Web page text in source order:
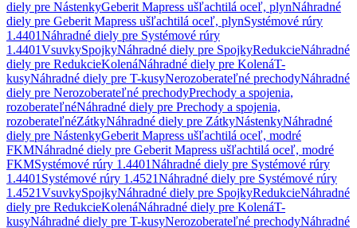
diely pre NástenkyGeberit Mapress ušľachtilá oceľ, plynNáhradné
diely pre Geberit Mapress ušľachtilá oceľ, plynSystémové rúry
1.4401Náhradné diely pre Systémové rúry
1.4401VsuvkySpojkyNáhradné diely pre SpojkyRedukcieNáhradné
diely pre RedukcieKolenáNáhradné diely pre KolenáT-
kusyNáhradné diely pre T-kusyNerozoberateľné prechodyNáhradné
diely pre Nerozoberateľné prechodyPrechody a spojenia,
rozoberateľnéNáhradné diely pre Prechody a spojenia,
rozoberateľnéZátkyNáhradné diely pre ZátkyNástenkyNáhradné
diely pre NástenkyGeberit Mapress ušľachtilá oceľ, modré
FKMNáhradné diely pre Geberit Mapress ušľachtilá oceľ, modré
FKMSystémové rúry 1.4401Náhradné diely pre Systémové rúry
1.4401 Systémové rúry 1.4521Náhradné diely pre Systémové rúry
1.4521VsuvkySpojkyNáhradné diely pre SpojkyRedukcieNáhradné
diely pre RedukcieKolenáNáhradné diely pre KolenáT-
kusyNáhradné diely pre T-kusyNerozoberateľné prechodyNáhradné